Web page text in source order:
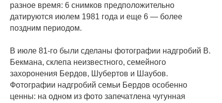
разное время: 6 снимков предположительно
датируются июлем 1981 года и еще 6 — более
поздним периодом.
В июле 81-го были сделаны фотографии надгробий В.
Бекмана, склепа неизвестного, семейного
захоронения Бердов, Шубертов и Шаубов.
Фотографии надгробий семьи Бердов особенно
ценны: на одном из фото запечатлена чугунная